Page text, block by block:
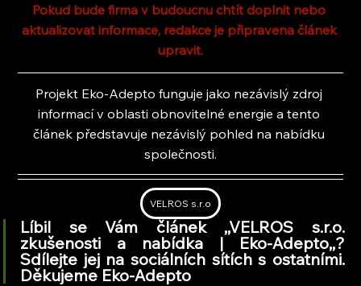
Pokud bude firma v budoucnu chtít doplnit nebo
aktualizovat informace, redakce je připravena článek
upravit.
Projekt Eko-Adepto funguje jako nezávislý zdroj
informací v oblasti obnovitelné energie a tento
článek představuje nezávislý pohled na nabídku
společnosti.
VELROS s.r.o
Líbil se Vám článek ,,VELROS s.r.o.
zkušenosti a nabídka | Eko-Adepto,,?
Sdílejte jej na sociálních sítích s ostatními.
Děkujeme Eko-Adepto